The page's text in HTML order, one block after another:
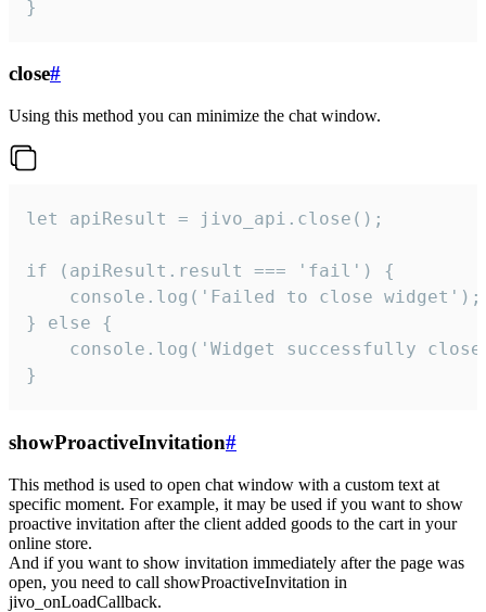
}
close#
Using this method you can minimize the chat window.
let apiResult = jivo_api.close();
if (apiResult.result === 'fail') {
    console.log('Failed to close widget');
} else {
console.log('Widget successfully
}
showProactiveInvitation#
This method is used to open chat window with a custom text at
specific moment. For example, it may be used if you want to show
proactive invitation after the client added goods to the cart in your
online store.
And if you want to show invitation immediately after the page was
open, you need to call showProactiveInvitation in
jivo_onLoadCallback.